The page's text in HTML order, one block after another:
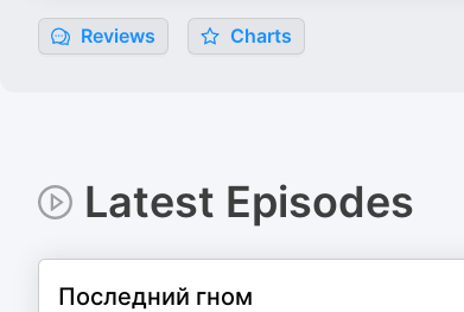
Reviews Charts
Latest Episodes
Последний гном